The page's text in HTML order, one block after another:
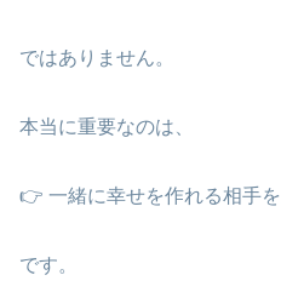
ではありません。
本当に重要なのは、
👉 一緒に幸せを作れる相手
です。